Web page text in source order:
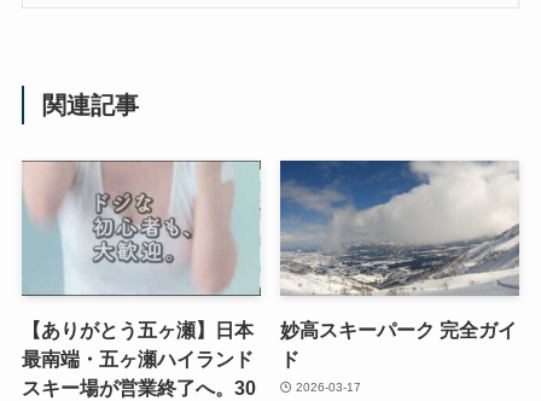
関連記事
【ありがとう五ヶ瀬】日本
最南端・五ヶ瀬ハイランド
スキー場が営業終了へ。30
妙高スキーパーク 完全ガイ
ド
2026-03-17